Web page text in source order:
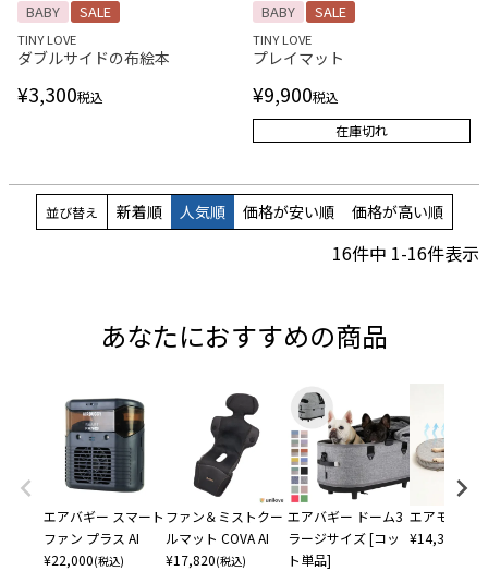
BABY SALE
TINY LOVE
ダブルサイドの布絵本
¥3,300税込
BABY SALE
TINY LOVE
プレイマット
¥9,900税込
在庫切れ
並び替え 新着順 人気順 価格が安い順 価格が高い順
16件中 1-16件表示
あなたにおすすめの商品
エアバギー スマート
ファン プラス AI
¥22,000(税込)
ファン＆ミストクー
ルマット COVA AI
¥17,820(税込)
エアバギー ドーム3
ラージサイズ [コッ
ト単品]
エアモン ペ
¥14,300